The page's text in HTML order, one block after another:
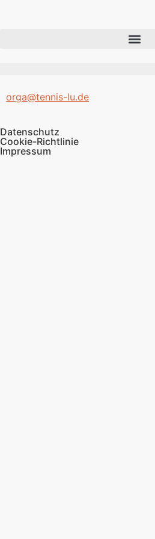
orga@tennis-lu.de
Datenschutz
Cookie-Richtlinie
Impressum